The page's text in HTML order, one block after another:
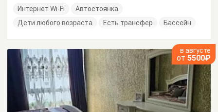
Интернет Wi-Fi
Автостоянка
Дети любого возраста
Есть трансфер Бассейн
в августе
от 5500₽